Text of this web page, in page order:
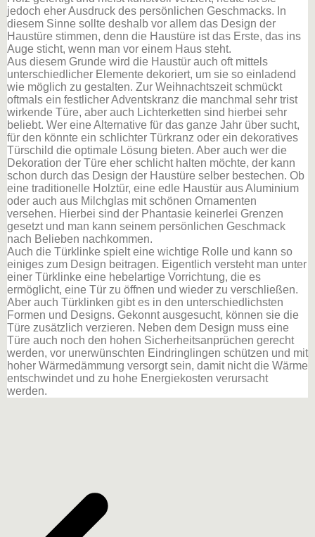
jedoch eher Ausdruck des persönlichen Geschmacks. In
diesem Sinne sollte deshalb vor allem das Design der
Haustüre stimmen, denn die Haustüre ist das Erste, das ins
Auge sticht, wenn man vor einem Haus steht.
Aus diesem Grunde wird die Haustür auch oft mittels
unterschiedlicher Elemente dekoriert, um sie so einladend
wie möglich zu gestalten. Zur Weihnachtszeit schmückt
oftmals ein festlicher Adventskranz die manchmal sehr trist
wirkende Türe, aber auch Lichterketten sind hierbei sehr
beliebt. Wer eine Alternative für das ganze Jahr über sucht,
für den könnte ein schlichter Türkranz oder ein dekoratives
Türschild die optimale Lösung bieten. Aber auch wer die
Dekoration der Türe eher schlicht halten möchte, der kann
schon durch das Design der Haustüre selber bestechen. Ob
eine traditionelle Holztür, eine edle Haustür aus Aluminium
oder auch aus Milchglas mit schönen Ornamenten
versehen. Hierbei sind der Phantasie keinerlei Grenzen
gesetzt und man kann seinem persönlichen Geschmack
nach Belieben nachkommen.
Auch die Türklinke spielt eine wichtige Rolle und kann so
einiges zum Design beitragen. Eigentlich versteht man unter
einer Türklinke eine hebelartige Vorrichtung, die es
ermöglicht, eine Tür zu öffnen und wieder zu verschließen.
Aber auch Türklinken gibt es in den unterschiedlichsten
Formen und Designs. Gekonnt ausgesucht, können sie die
Türe zusätzlich verzieren. Neben dem Design muss eine
Türe auch noch den hohen Sicherheitsanprüchen gerecht
werden, vor unerwünschten Eindringlingen schützen und mit
hoher Wärmedämmung versorgt sein, damit nicht die Wärme
entschwindet und zu hohe Energiekosten verursacht
werden.